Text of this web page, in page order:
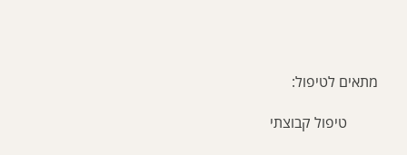
מתאים לטיפול:
טיפול קבוצתי